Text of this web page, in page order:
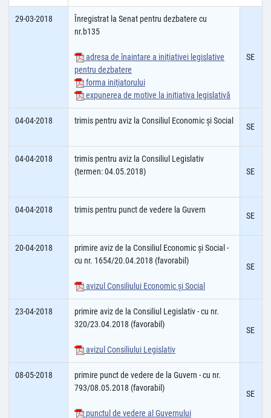
29-03-2018
Înregistrat la Senat pentru dezbatere cu
nr.b135
adresa de înaintare a iniţiativei legislative
pentru dezbatere
forma iniţiatorului
expunerea de motive la iniţiativa legislativă
SE
04-04-2018 trimis pentru aviz la Consiliul Economic şi Social
SE
04-04-2018
trimis pentru aviz la Consiliul Legislativ
(termen: 04.05.2018)
SE
04-04-2018 trimis pentru punct de vedere la Guvern
SE
20-04-2018
primire aviz de la Consiliul Economic şi Social -
cu nr. 1654/20.04.2018 (favorabil)
avizul Consiliului Economic şi Social
SE
23-04-2018
primire aviz de la Consiliul Legislativ - cu nr.
320/23.04.2018 (favorabil)
avizul Consiliului Legislativ
SE
08-05-2018
primire punct de vedere de la Guvern - cu nr.
793/08.05.2018 (favorabil)
punctul de vedere al Guvernului
SE